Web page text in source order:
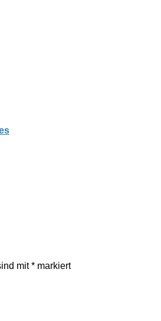
mit* markiert